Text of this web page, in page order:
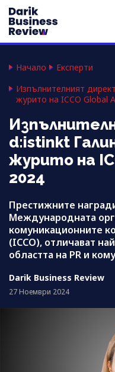
Начало
Експерти
Изпълнителният
журито на ICCO Global
d:istinkt
журито на
2024
Престижните
Международната
комуникационните
(ICCO), отличават
областта на PR и
Darik Business Review
27 Ноември 2024